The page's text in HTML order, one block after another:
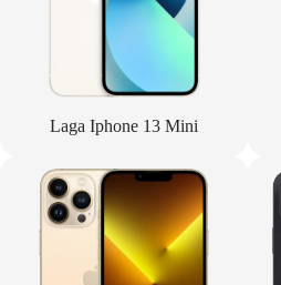
Laga Iphone 13 Mini